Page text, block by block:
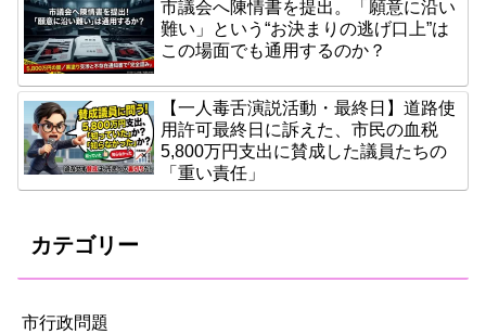
市議会へ陳情書を提出。「願意に沿い
難い」という“お決まりの逃げ口上”は
この場面でも通用するのか？
【一人毒舌演説活動・最終日】道路使
用許可最終日に訴えた、市民の血税
5,800万円支出に賛成した議員たちの
「重い責任」
カテゴリー
市行政問題